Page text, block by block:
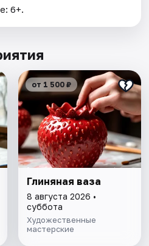
6+.
от 1 500 ₽
Глиняная ваза
8 августа 2026 •
суббота
Художественные
мастерские